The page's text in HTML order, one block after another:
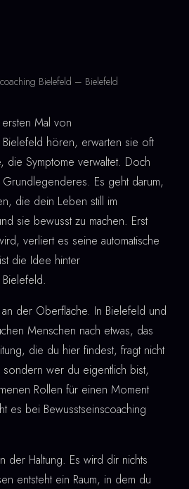
Bielefeld – Bielefeld
Mal von
Bielefeld hören, erwarten sie oft
Symptome verwaltet. Doch
Es geht darum,
die dein Leben still im
sie bewusst zu machen. Erst
verliert es seine automatische
die Idee hinter
der Oberfläche. In Bielefeld und
Menschen nach etwas, das
die du hier findest, fragt nicht
sondern wer du eigentlich bist,
Rollen für einen Moment
es bei Bewusstseinscoaching
der Haltung. Es wird dir nichts
entsteht ein Raum, in dem du